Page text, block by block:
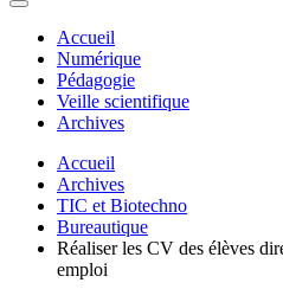
Accueil
Numérique
Pédagogie
Veille scientifique
Archives
Accueil
Archives
TIC et Biotechno
Bureautique
Réaliser les CV des élèves
emploi